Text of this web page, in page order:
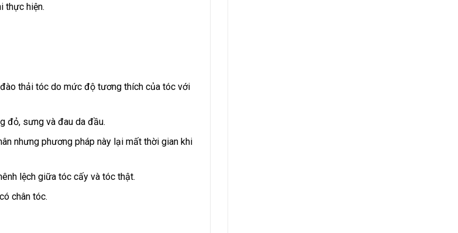
thực hiện.
thải tóc do mức độ tương thích của tóc với
đỏ, sưng và đau da đầu.
nhưng phương pháp này lại mất thời gian khi
lệch giữa tóc cấy và tóc thật.
chân tóc.